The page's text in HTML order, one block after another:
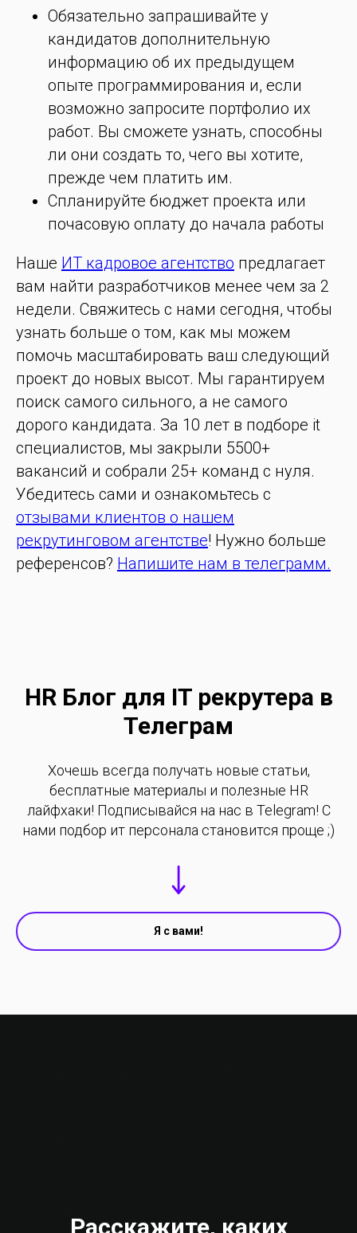
Обязательно запрашивайте у
кандидатов дополнительную
информацию об их предыдущем
опыте программирования и, если
возможно запросите портфолио их
работ. Вы сможете узнать, способны
ли они создать то, чего вы хотите,
прежде чем платить им.
Спланируйте бюджет проекта или
почасовую оплату до начала работы
Наше ИТ кадровое агентство предлагает
вам найти разработчиков менее чем за 2
недели. Свяжитесь с нами сегодня, чтобы
узнать больше о том, как мы можем
помочь масштабировать ваш следующий
проект до новых высот. Мы гарантируем
поиск самого сильного, а не самого
дорого кандидата. За 10 лет в подборе it
специалистов, мы закрыли 5500+
вакансий и собрали 25+ команд с нуля.
Убедитесь сами и ознакомьтесь с
отзывами клиентов о нашем
рекрутинговом агентстве! Нужно больше
референсов? Напишите нам в телеграмм.
HR Блог для IT рекрутера в
Телеграм
Хочешь всегда получать новые статьи,
бесплатные материалы и полезные HR
лайфхаки! Подписывайся на нас в Telegram! С
нами подбор ит персонала становится проще ;)
Я с вами!
Расскажите, каких